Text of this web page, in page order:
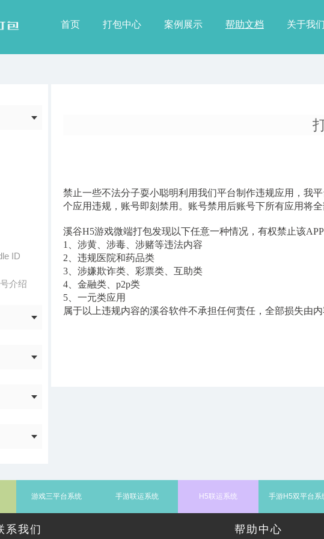
首页 打包中心 案例展示 帮助文档 关于我们
ID
介绍
禁止一些不法分子耍小聪明利用我们平台制作违规应用，我
个应用违规，账号即刻禁用。账号禁用后账号下所有应用将全
溪谷H5游戏微端打包发现以下任意一种情况，有权禁止该APP
1、涉黄、涉毒、涉赌等违法内容
2、违规医院和药品类
3、涉嫌欺诈类、彩票类、互助类
4、金融类、p2p类
5、一元类应用
属于以上违规内容的溪谷软件不承担任何责任，全部损失由内
游戏三平台系统 手游联运系统 H5联运系统 手游H5双平台系
系我们 帮助中心